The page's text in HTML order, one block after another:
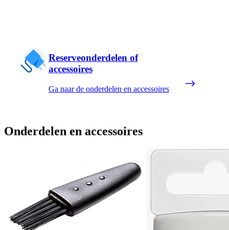
Reserveonderdelen of
accessoires
Ga naar de onderdelen en accessoires
Onderdelen en accessoires